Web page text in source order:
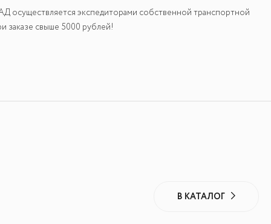
осуществляется экспедиторами собственной транспортной
заказе свыше 5000 рублей!
В КАТАЛОГ